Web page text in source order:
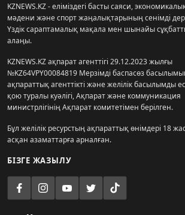
KZNEWS.KZ - еліміздегі басты саяси,
мәдени және спорт жаңалықтарының сенімді
Үздік сараптамалық мақала мен шынайы
алаңы.
KZNEWS.KZ ақпарат агенттігі 29.12.2023 жылғы
№KZ64VPY00084819 Мерзімді баспасөз
ақпараттық агенттікті және желілік басылымды
қою туралы куәлігі, Ақпарат және коммуникация
министрлігінің Ақпарат комитетімен берілген.
Бұл желілік ресурстың ақпараттық өнімдері 18
асқан азаматтарға арналған.
БІЗГЕ ЖАЗЫЛУ